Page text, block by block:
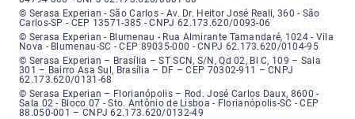
Serasa Experian - São Carlos - Endereço: Avenida Doutor Heitor José
© Serasa Experian - São Carlos - Av. Dr. Heitor José Reali, 360 - São
Carlos-SP - CEP 13571-385 - CNPJ 62.173.620/0093-06
Serasa Experian - Blumenau - Endereço: Rua Almirante Tamandaré,
© Serasa Experian - Blumenau - Rua Almirante Tamandaré, 1024 - Vila
Nova - Blumenau-SC - CEP 89035-000 - CNPJ 62.173.620/0104-95
Serasa Experian - Brasília, Endereço: Setor Comercial Norte, sem
© Serasa Experian – Brasília – ST SCN, S/N, Qd 02, Bl C, 109 – Sala
301 – Bairro Asa Sul, Brasília – DF – CEP 70302-911 – CNPJ
62.173.620/0131-68
Serasa Experian - Florianópolis, Endereço: Rodovia José Carlos, número
© Serasa Experian – Florianópolis – Rod. José Carlos Daux, 8600 -
Sala 02 - Bloco 07 - Sto. Antônio de Lisboa - Florianópolis-SC - CEP
88.050-001 – CNPJ 62.173.620/0132-49